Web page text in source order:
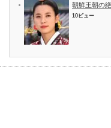
朝鮮王朝の
10ビュー